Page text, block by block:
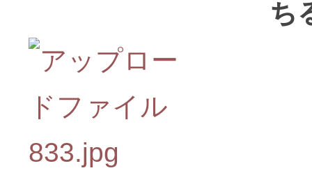
ち